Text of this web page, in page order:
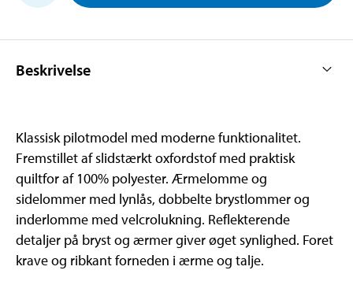
Beskrivelse
Klassisk pilotmodel med moderne funktionalitet.
Fremstillet af slidstærkt oxfordstof med praktisk
quiltfor af 100% polyester. Ærmelomme og
sidelommer med lynlås, dobbelte brystlommer og
inderlomme med velcrolukning. Reflekterende
detaljer på bryst og ærmer giver øget synlighed. Foret
krave og ribkant forneden i ærme og talje.